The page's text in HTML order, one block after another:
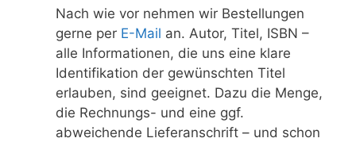
Nach wie vor nehmen wir Bestellungen
gerne per E-Mail an. Autor, Titel, ISBN –
alle Informationen, die uns eine klare
Identifikation der gewünschten Titel
erlauben, sind geeignet. Dazu die Menge,
die Rechnungs- und eine ggf.
abweichende Lieferanschrift – und schon